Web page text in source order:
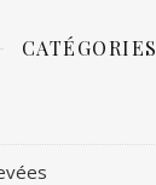
CATÉGORIES